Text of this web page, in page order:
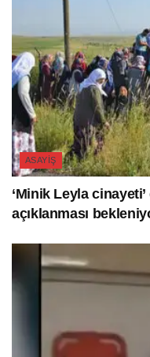
ASAYIŞ
‘Minik Leyla
açıklanması